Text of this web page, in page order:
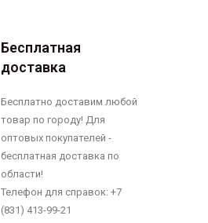
Бесплатная
доставка
Бесплатно доставим любой
товар по городу! Для
оптовых покупателей -
бесплатная доставка по
области!
Телефон для справок: +7
(831) 413-99-21